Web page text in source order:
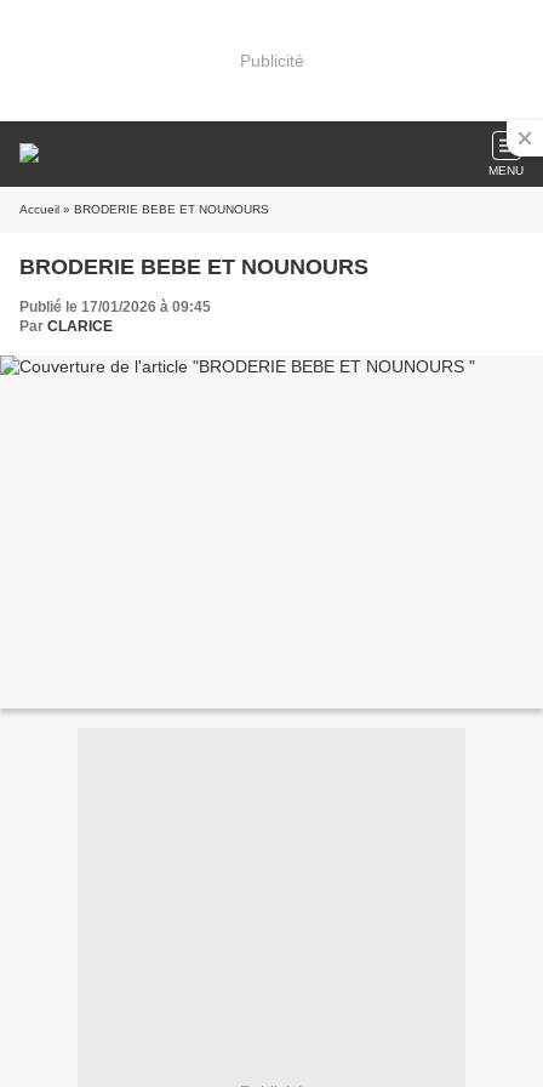
Publicité
MENU
Accueil » BRODERIE BEBE ET NOUNOURS
BRODERIE BEBE ET NOUNOURS
Publié le 17/01/2026 à 09:45
Par CLARICE